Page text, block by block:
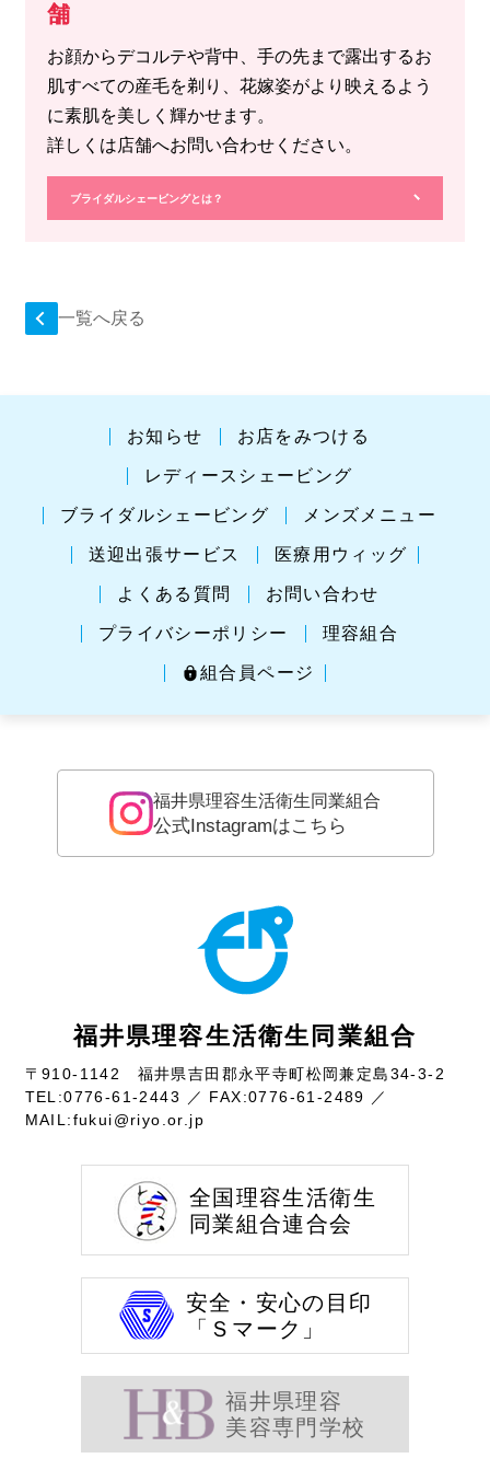
舗
お顔からデコルテや背中、手の先まで露出するお
肌すべての産毛を剃り、花嫁姿がより映えるよう
に素肌を美しく輝かせます。
詳しくは店舗へお問い合わせください。
ブライダルシェービングとは？
一覧へ戻る
お知らせ お店をみつける
レディースシェービング
ブライダルシェービング メンズメニュー
送迎出張サービス 医療用ウィッグ
よくある質問 お問い合わせ
プライバシーポリシー 理容組合
組合員ページ
福井県理容生活衛生同業組合
〒910-1142 福井県吉田郡永平寺町松岡兼定島34-3-2
TEL:0776-61-2443
／ FAX:0776-61-2489 ／
MAIL:fukui@riyo.or.jp
福井県理容生活衛生同業組合
公式Instagramはこちら
全国理容生活衛生
同業組合連合会
安全・安心の目印
「Ｓマーク」
福井県理容
美容専門学校